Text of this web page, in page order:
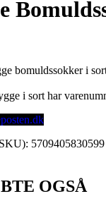
bomuldssokker i
i sort har
5709405830599
OGSÅ